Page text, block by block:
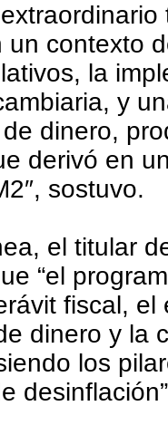
un contexto
la
y
dinero,
derivó en
sostuvo.
el titular
“el
fiscal, el
dinero y la
los